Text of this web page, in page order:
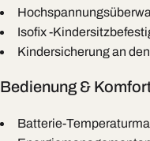
Isofix -
Kindersicherung an
Bedienung &
Batterie-